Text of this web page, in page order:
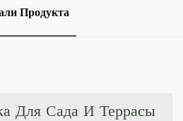
Продукта
Для Сада И Террасы